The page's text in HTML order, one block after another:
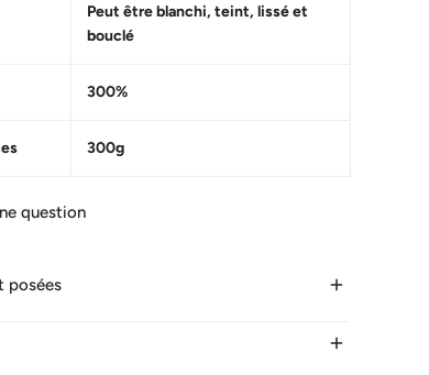
Peut être blanchi, teint, lissé et
bouclé
300%
300g
question
posées
?